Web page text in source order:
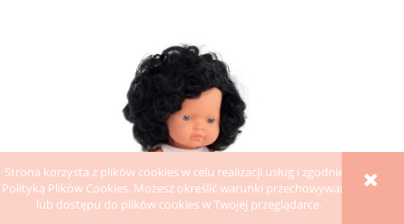
Strona korzysta z plików cookies w celu realizacji usług i zgodnie z
Polityką Plików Cookies. Możesz określić warunki przechowywania
lub dostępu do plików cookies w Twojej przeglądarce.